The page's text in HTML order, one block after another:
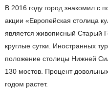
В 2016 году город знакомил с
акции «Европейская столица
является живописный Старый
круглые сутки. Иностранных
положение столицы Нижней
130 мостов. Процент
годом растет.